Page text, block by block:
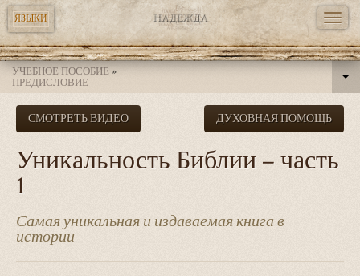
Перейти
основному
содержанию
ЯЗЫКИ
УЧЕБНОЕ ПОСОБИЕ»
ПРЕДИСЛОВИЕ
СМОТРЕТЬ ВИДЕО ДУХОВНАЯ ПОМОЩЬ
Уникальность Библии – часть
1
Самая уникальная и издаваемая книга в
истории